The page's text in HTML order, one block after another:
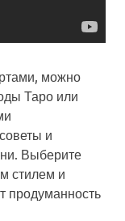
можно
Таро или
и
Выберите
стилем и
продуманность